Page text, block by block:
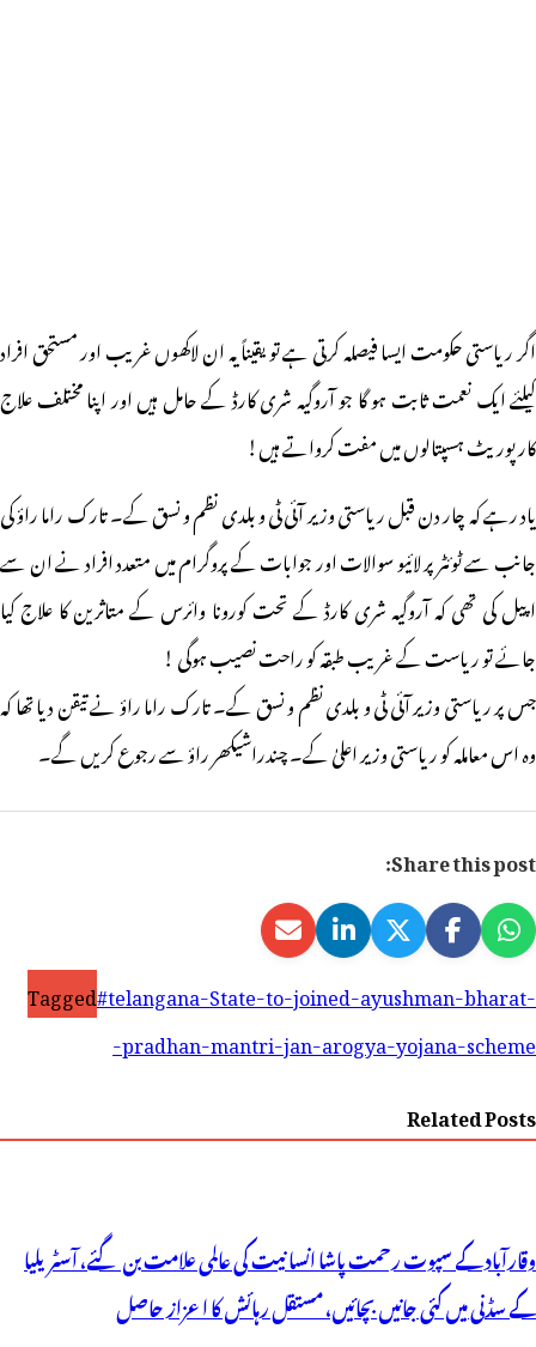
اگر ریاستی حکومت ایسا فیصلہ کرتی ہے تو یقیناً یہ ان لاکھوں غریب اور مستحق افراد
کیلئے ایک نعمت ثابت ہو گا جو آروگیہ شری کارڈ کے حامل ہیں اور اپنا مختلف علاج
کارپوریٹ ہسپتالوں میں مفت کرواتے ہیں!
یاد رہے کہ چار دن قبل ریاستی وزیر آئی ٹی و بلدی نظم و نسق کے۔ تارک راما راؤ کی
جانب سے ٹوئٹر پر لائیو سوالات اور جوابات کے پروگرام میں متعدد افراد نے ان سے
اپیل کی تھی کہ آروگیہ شری کارڈ کے تحت کورونا وائرس کے متاثرین کا علاج کیا
جائے تو ریاست کے غریب طبقہ کو راحت نصیب ہوگی !
جس پر ریاستی وزیر آئی ٹی و بلدی نظم و نسق کے۔ تارک راما راؤ نے تیقن دیا تھا کہ
وہ اس معاملہ کو ریاستی وزیر اعلیٰ کے۔ چندراشیکھر راؤ سے رجوع کریں گے۔
Share this post:
Tagged#telangana-State-to-joined-ayushman-bharat-
pradhan-mantri-jan-arogya-yojana-scheme-
Related Posts
وقارآباد کے سپوت رحمت پاشا انسانیت کی عالمی علامت بن گئے، آسٹریلیا
کے سڈنی میں کئی جانیں بچائیں، مستقل رہائش کا اعزاز حاصل